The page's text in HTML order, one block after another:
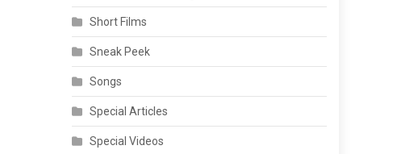
Short Films
Sneak Peek
Songs
Special Articles
Special Videos